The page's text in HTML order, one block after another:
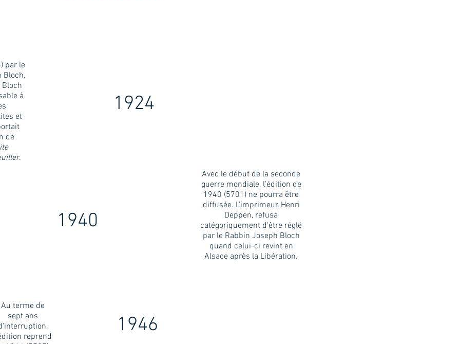
par le
Bloch,
à
et
de
.
1924
1940
Au terme de
sept ans
reprend
1946
Avec le début de la seconde
guerre mondiale, l'édition de
1940 (5701) ne pourra être
diffusée. L'imprimeur, Henri
Deppen, refusa
catégoriquement d'être réglé
par le Rabbin Joseph Bloch
quand celui-ci revint en
Alsace après la Libération.